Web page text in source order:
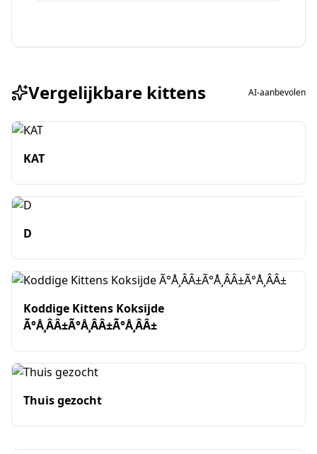
Vergelijkbare kittens AI-aanbevolen
KAT
D
Koddige Kittens Koksijde
Ã°Å¸ÂÂ±Ã°Å¸ÂÂ±Ã°Å¸ÂÂ±
Thuis gezocht